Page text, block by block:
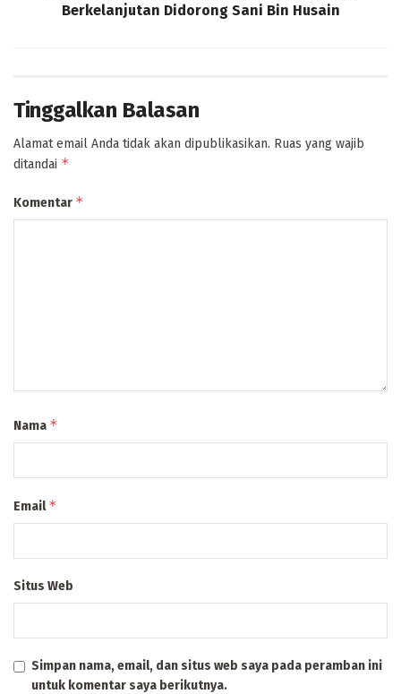
Berkelanjutan Didorong Sani Bin Husain
Tinggalkan Balasan
Alamat email Anda tidak akan dipublikasikan. Ruas yang wajib
ditandai *
Komentar *
Nama *
Email*
Situs Web
Simpan nama, email, dan situs web saya pada peramban ini
untuk komentar saya berikutnya.